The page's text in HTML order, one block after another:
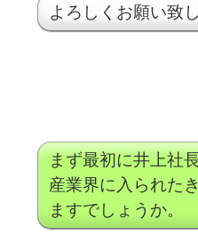
よろしくお願い致
まず最初に井上社
産業界に入られた
ますでしょうか。